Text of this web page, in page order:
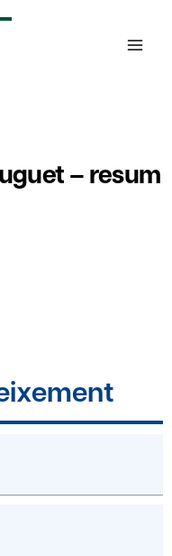
– resum